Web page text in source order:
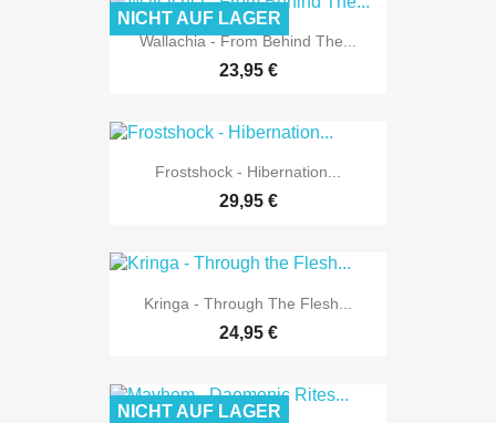
Wallachia - From Behind The...
23,95 €
NICHT AUF LAGER
Frostshock - Hibernation...
29,95 €
Kringa - Through The Flesh...
24,95 €
NICHT AUF LAGER